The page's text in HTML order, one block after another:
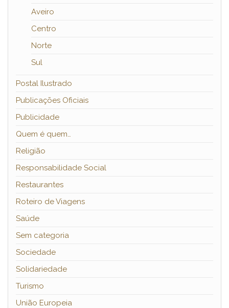
Aveiro
Centro
Norte
Sul
Postal Ilustrado
Publicações Oficiais
Publicidade
Quem é quem…
Religião
Responsabilidade Social
Restaurantes
Roteiro de Viagens
Saúde
Sem categoria
Sociedade
Solidariedade
Turismo
União Europeia